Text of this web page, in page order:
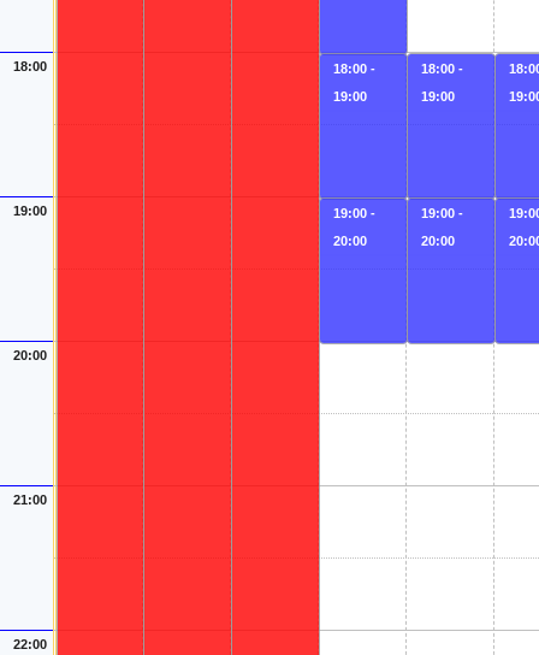
18:00
19:00
20:00
21:00
22:00
18:00 -
19:00
19:00 -
20:00
18:00 -
19:00
19:00 -
20:00